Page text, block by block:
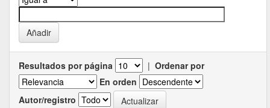
Resultados por página | Ordenar por
En orden
Autor/registro